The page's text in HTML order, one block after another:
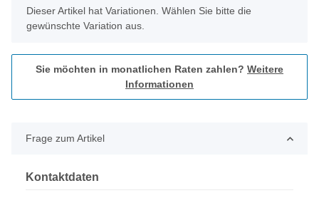
x
Dieser Artikel hat Variationen. Wählen Sie bitte die
gewünschte Variation aus.
Sie möchten in monatlichen Raten zahlen? Weitere
Informationen
Frage zum Artikel
Kontaktdaten